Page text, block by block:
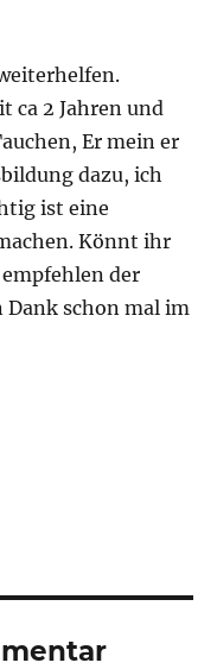
ca 2 Jahren und
Er mein er
dazu, ich
ist eine
Könnt ihr
der
Dank schon mal im